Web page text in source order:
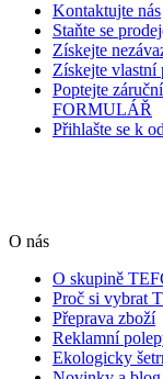
Kontaktujte nás
Staňte se
Získejte
Získejte vlastní
Poptejte
FORMULÁŘ
Přihlašte se k
O nás
O skupině
Proč si vybrat
Přeprava zboží
Reklamní
Ekologicky